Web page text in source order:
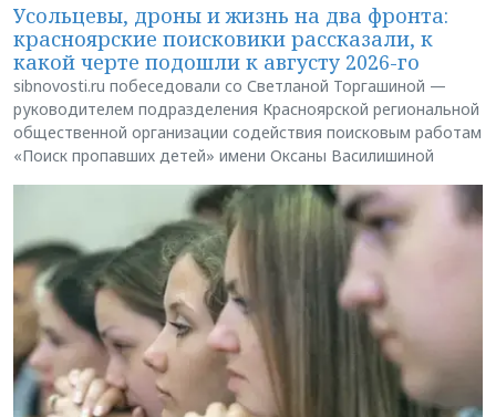
Усольцевы, дроны и жизнь на два фронта:
красноярские поисковики рассказали, к
какой черте подошли к августу 2026-го
sibnovosti.ru побеседовали со Светланой Торгашиной —
руководителем подразделения Красноярской региональной
общественной организации содействия поисковым работам
«Поиск пропавших детей» имени Оксаны Василишиной